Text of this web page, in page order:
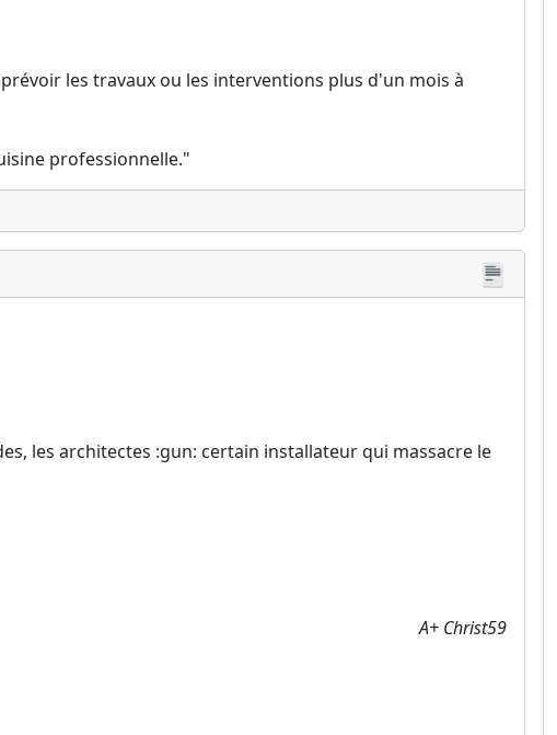
les travaux ou les interventions plus d'un mois à
professionnelle."
les architectes :gun: certain installateur qui massacre le
A+ Christ59